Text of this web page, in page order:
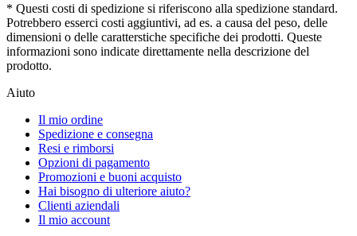
* Questi costi di spedizione si riferiscono alla spedizione standard.
Potrebbero esserci costi aggiuntivi, ad es. a causa del peso, delle
dimensioni o delle caratterstiche specifiche dei prodotti. Queste
informazioni sono indicate direttamente nella descrizione del
prodotto.
Aiuto
Il mio ordine
Spedizione e consegna
Resi e rimborsi
Opzioni di pagamento
Promozioni e buoni acquisto
Hai bisogno di ulteriore aiuto?
Clienti aziendali
Il mio account